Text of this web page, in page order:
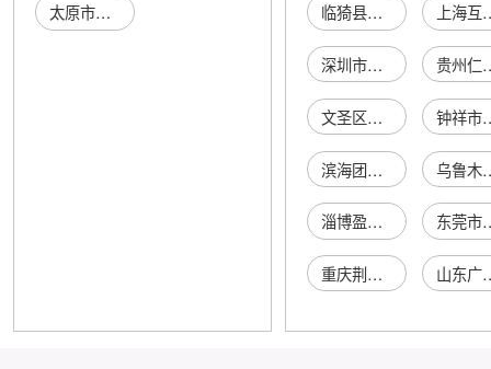
太原市尖草坪区老付酒鬼花生米加工厂 临猗县城关庆丽服装店 上海互源网络
深圳市汇鑫泓贸易有限公司 贵州仁智
文圣区李永银运输户 钟祥市可
滨海团泊新城(天津)控股有限公司 乌鲁木齐县永
淄博盈汇机械有限公司 东莞市
重庆荆州巨鲸传动机械有限公司 山东广